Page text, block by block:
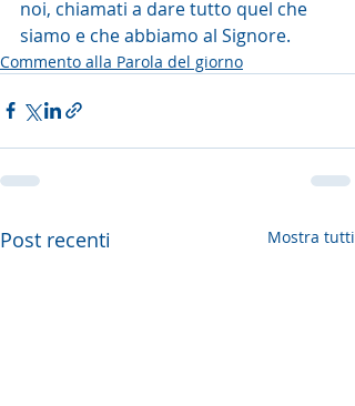
noi, chiamati a dare tutto quel che
siamo e che abbiamo al Signore.
Commento alla Parola del giorno
Post recenti Mostra tutti